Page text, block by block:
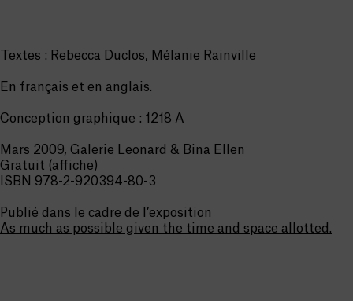
Textes : Rebecca Duclos, Mélanie Rainville
En français et en anglais.
Conception graphique : 1218 A
Mars 2009, Galerie Leonard & Bina Ellen
Gratuit (affiche)
ISBN 978-2-920394-80-3
Publié dans le cadre de l’exposition
As much as possible given the time and space allotted.